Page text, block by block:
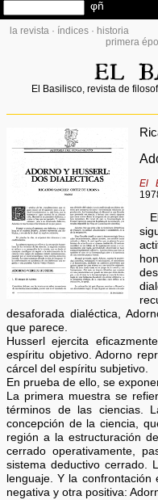
la revista · índices · historia
primera
El Basilisco, revista de
El
desaforada dialéctica,
que parece.
Husserl ejercita
espíritu objetivo. Adorno
cárcel del espíritu subjetivo.
En prueba de ello, se
La primera muestra se
términos de las ciencias.
concepción de la ciencia,
región a la estructuración
cerrado operativamente,
sistema deductivo cerrado.
lenguaje. Y la
negativa y otra positiva: